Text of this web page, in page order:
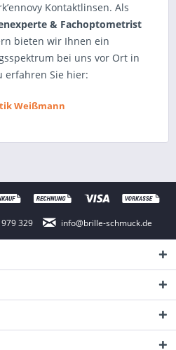
Kontaktlinsen. Als
& Fachoptometrist
bieten wir Ihnen ein
bei uns vor Ort in
erfahren Sie hier:
Weißmann
329 info@brille-schmuck.de